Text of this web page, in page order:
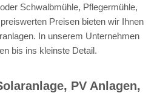
Schwalbmühle, Pflegermühle,
Preisen bieten wir Ihnen
In unserem Unternehmen
bis ins kleinste Detail.
PV Anlagen,